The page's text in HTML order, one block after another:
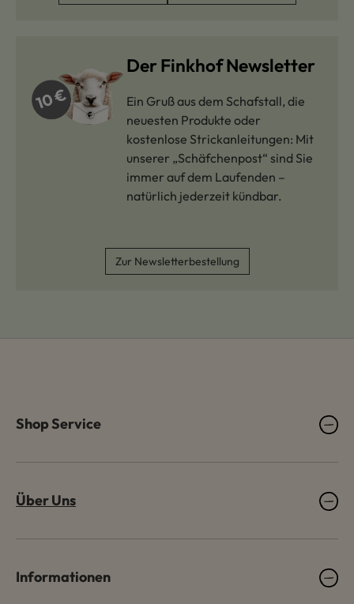
Der Finkhof Newsletter
Ein Gruß aus dem Schafstall, die
neuesten Produkte oder
kostenlose Strickanleitungen: Mit
unserer „Schäfchenpost“ sind Sie
immer auf dem Laufenden –
natürlich jederzeit kündbar.
Zur Newsletterbestellung
Shop Service
Über Uns
Informationen